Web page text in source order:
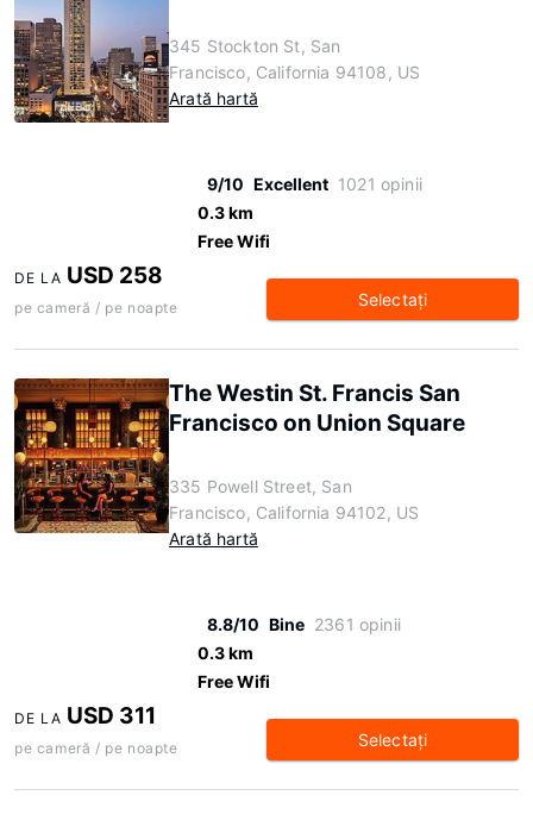
345 Stockton St, San
Francisco, California 94108, US
Arată hartă
9/10 Excellent 1021 opinii
0.3 km
Free Wifi
DE LA USD 258
pe cameră / pe noapte Selectaţi
The Westin St. Francis San
Francisco on Union Square
335 Powell Street, San
Francisco, California 94102, US
Arată hartă
8.8/10 Bine 2361 opinii
0.3 km
Free Wifi
DE LA USD 311
pe cameră / pe noapte Selectaţi